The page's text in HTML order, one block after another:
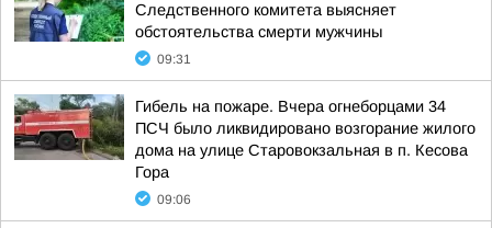
Следственного комитета выясняет
обстоятельства смерти мужчины
09:31
Гибель на пожаре. Вчера огнеборцами 34
ПСЧ было ликвидировано возгорание жилого
дома на улице Старовокзальная в п. Кесова
Гора
09:06